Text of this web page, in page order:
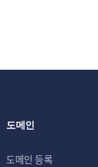
도메인
도메인 등록